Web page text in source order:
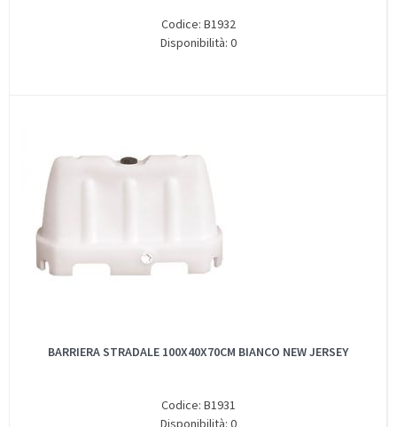
Codice: B1932
Disponibilità: 0
BARRIERA STRADALE 100X40X70CM BIANCO NEW JERSEY
Codice: B1931
Disponibilità: 0